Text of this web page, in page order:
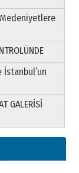
İstanbul’un
GALERİSİ